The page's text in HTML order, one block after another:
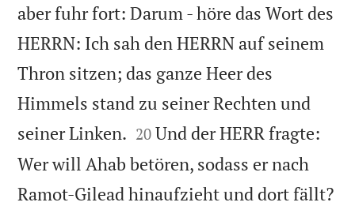
aber fuhr fort: Darum - höre das Wort des
HERRN: Ich sah den HERRN auf seinem
Thron sitzen; das ganze Heer des
Himmels stand zu seiner Rechten und
seiner Linken. 

20 Und der HERR fragte:
Wer will Ahab betören, sodass er nach
Ramot-Gilead hinaufzieht und dort fällt?